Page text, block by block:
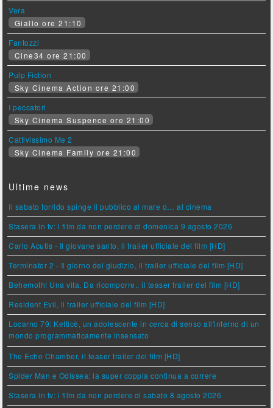
Vera
Giallo ore 21:10
Fantozzi
Cine34 ore 21:00
Pulp Fiction
Sky Cinema Action ore 21:00
I peccatori
Sky Cinema Suspence ore 21:00
Cattivissimo Me 2
Sky Cinema Family ore 21:00
Ultime news
Il sabato torrido spinge il pubblico al mare o… al cinema
Stasera in tv: i film da non perdere di domenica 9 agosto 2026
Carlo Acutis - Il giovane santo, il trailer ufficiale del film [HD]
Terminator 2 - Il giorno del giudizio, il trailer ufficiale del film [HD]
Behemoth! Una vita. Da ricomporre., il teaser trailer del film [HD]
Resident Evil, il trailer ufficiale del film [HD]
Locarno 79: Ketticè, un adolescente in cerca di senso all'interno di un
mondo programmaticamente insensato
The Echo Chamber, il teaser trailer del film [HD]
Spider Man e Odissea: la super coppia continua a correre
Stasera in tv: i film da non perdere di sabato 8 agosto 2026